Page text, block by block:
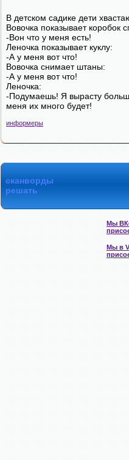
В детском садике дети
Вовочка показывает коробок
-Вон что у меня есть!
Леночка показывает куклу:
-А у меня вот что!
Вовочка снимает штаны:
-А у меня вот что!
Леночка:
-Подумаешь! Я вырасту
меня их много будет!
информеры
сканворды
решать
Мы
Мы в